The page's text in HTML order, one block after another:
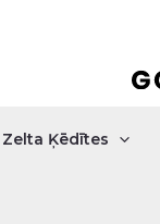
Zelta Ķēdītes